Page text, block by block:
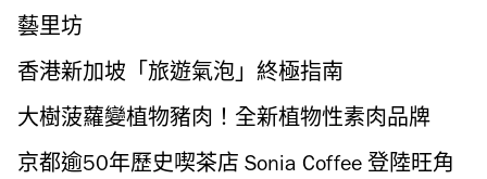
鹹蛋黃糭
藝里坊
香港新加坡「旅遊氣泡」終極指南
大樹菠蘿變植物豬肉！全新植物性素肉品牌
Karana 登陸香港
京都逾50年歷史喫茶店 Sonia Coffee 登陸旺角